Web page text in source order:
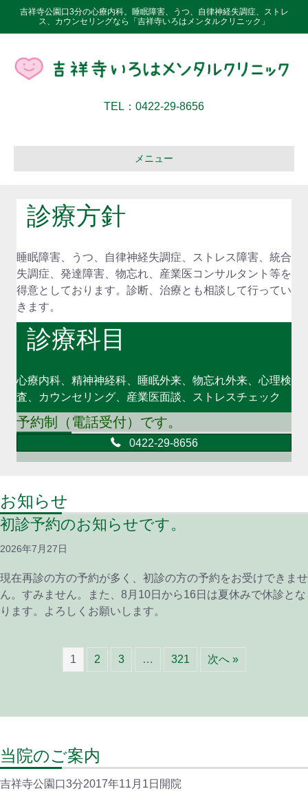
吉祥寺公園口3分の心療内科。睡眠障害、うつ、自律神経失調症、ストレ
ス、カウンセリングなら「吉祥寺いろはメンタルクリニック」
TEL：0422-29-8656
メニュー
診療方針
睡眠障害、うつ、自律神経失調症、ストレス障害、統合
失調症、発達障害、物忘れ、産業医コンサルタント等を
得意としております。診断、治療とも相談して行ってい
きます。
診療科目
心療内科、精神神経科、睡眠外来、物忘れ外来、心理検
査、カウンセリング、産業医面談、ストレスチェック
予約制（電話受付）です。
0422-29-8656
お知らせ
初診予約のお知らせです。
2026年7月27日
現在再診の方の予約が多く、初診の方の予約をお受けできませ
ん。すみません。また、8月10日から16日は夏休みで休診とな
ります。よろしくお願いします。
1 2 3 … 321 次へ »
当院のご案内
吉祥寺公園口3分2017年11月1日開院